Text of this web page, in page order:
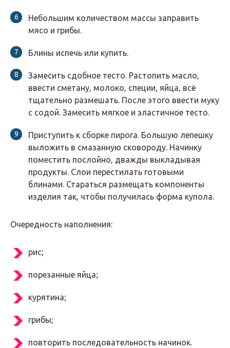
Небольшим количеством массы заправить
мясо и грибы.
Блины испечь или купить.
Замесить сдобное тесто. Растопить масло,
ввести сметану, молоко, специи, яйца, всё
тщательно размешать. После этого ввести муку
с содой. Замесить мягкое и эластичное тесто.
Приступить к сборке пирога. Большую лепешку
выложить в смазанную сковороду. Начинку
поместить послойно, дважды выкладывая
продукты. Слои перестилать готовыми
блинами. Стараться размещать компоненты
изделия так, чтобы получилась форма купола.
Очередность наполнения:
рис;
порезанные яйца;
курятина;
грибы;
повторить последовательность начинок.